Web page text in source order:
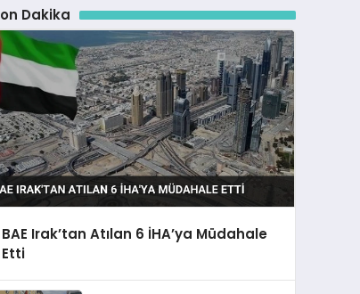
Dakika
BAE Irak’tan Atılan 6 İHA’ya Müdahale
Etti